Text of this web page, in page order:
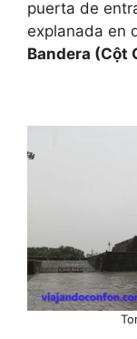
puerta de
explanada en
Bandera (Cột